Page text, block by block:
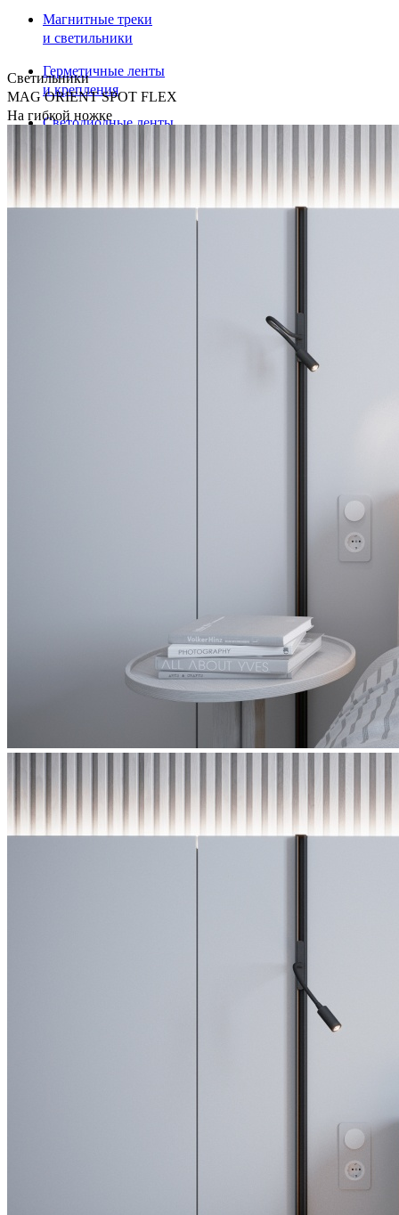
Магнитные треки
и светильники
Герметичные ленты
и крепления
Светодиодные ленты
Светильники
MAG ORIENT SPOT FLEX
На гибкой ножке